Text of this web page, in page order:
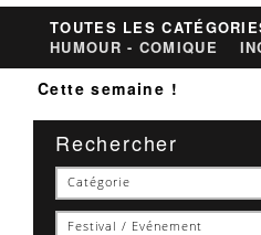
TOUTES LES
HUMOUR - COMIQUE
Cette semaine !
Rechercher